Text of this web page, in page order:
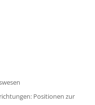
Positionen zur